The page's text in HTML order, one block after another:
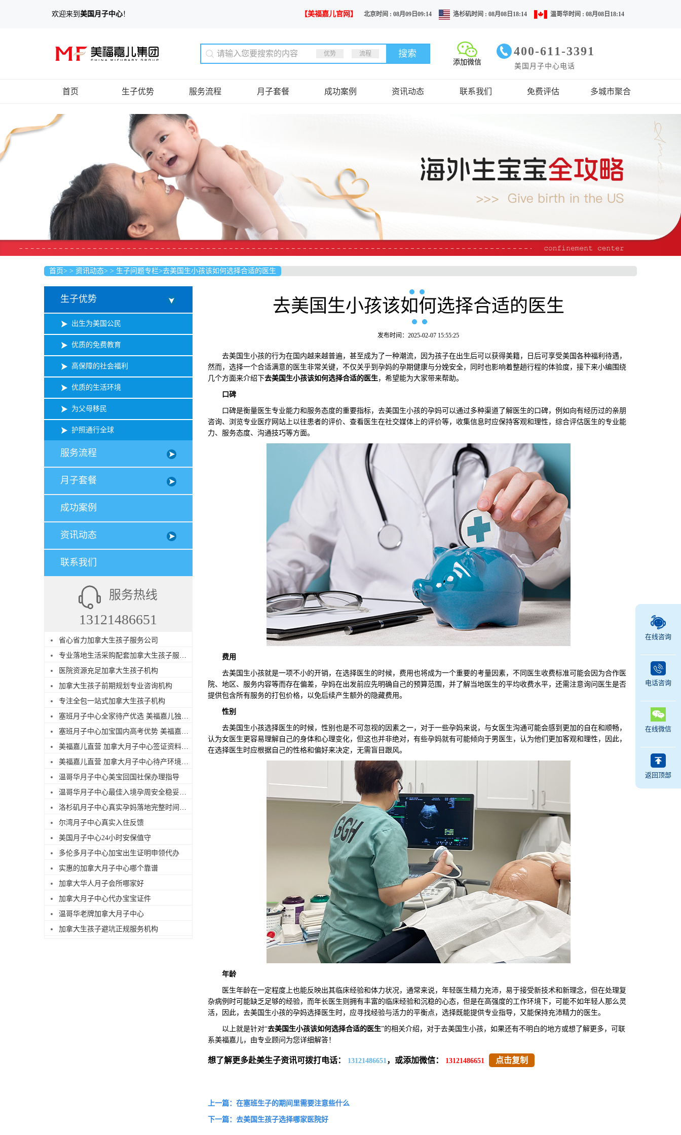
欢迎来到 美国月子中心！ 【美福嘉儿官网】 北京时间 : 08月09日09:14 洛杉矶时间 : 08月08日18:14 温哥华时间 : 08月08日18:14
优势 流程
添加微信
400-611-3391
美国月子中心电话
首页 生子优势 服务流程 月子套餐 成功案例 资讯动态 联系我们 免费评估 多城市聚合
首页> > 资讯动态> > 生子问题专栏>去美国生小孩该如何选择合适的医生
生子优势
出生为美国公民
优质的免费教育
高保障的社会福利
优质的生活环境
为父母移民
护照通行全球
服务流程
月子套餐
成功案例
资讯动态
联系我们
服务热线
13121486651
省心省力加拿大生孩子服务公司
专业落地生活采购配套加拿大生孩子服务机构
医院资源充足加拿大生孩子机构
加拿大生孩子前期规划专业咨询机构
专注全包一站式加拿大生孩子机构
塞班月子中心全家待产优选 美福嘉儿独栋别墅
塞班月子中心加宝国内高考优势 美福嘉儿科普
美福嘉儿直营 加拿大月子中心签证资料优化
美福嘉儿直营 加拿大月子中心待产环境实拍
温哥华月子中心美宝回国社保办理指导
温哥华月子中心最佳入境孕周安全稳妥详细建议
洛杉矶月子中心真实孕妈落地完整时间线记录
尔湾月子中心真实入住反馈
美国月子中心24小时安保值守
多伦多月子中心加宝出生证明申领代办
实惠的加拿大月子中心哪个靠谱
加拿大华人月子会所哪家好
加拿大月子中心代办宝宝证件
温哥华老牌加拿大月子中心
加拿大生孩子避坑正规服务机构
去美国生小孩该如何选择合适的医生
发布时间：2025-02-07 15:55:25
去美国生小孩的行为在国内越来越普遍，甚至成为了一种潮流，因为孩子在出生后可以获得美籍，日后可享受美国各种福利待遇，
然而，选择一个合适满意的医生非常关键，不仅关乎到孕妈的孕期健康与分娩安全，同时也影响着整趟行程的体验度，接下来小编围绕
几个方面来介绍下去美国生小孩该如何选择合适的医生，希望能为大家带来帮助。
口碑
口碑是衡量医生专业能力和服务态度的重要指标，去美国生小孩的孕妈可以通过多种渠道了解医生的口碑，例如向有经历过的亲朋
咨询、浏览专业医疗网站上以往患者的评价、查看医生在社交媒体上的评价等，收集信息时应保持客观和理性，综合评估医生的专业能
力、服务态度、沟通技巧等方面。
费用
去美国生小孩就是一项不小的开销，在选择医生的时候，费用也将成为一个重要的考量因素，不同医生收费标准可能会因为合作医
院、地区、服务内容等而存在偏差，孕妈在出发前应先明确自己的预算范围，并了解当地医生的平均收费水平，还需注意询问医生是否
提供包含所有服务的打包价格，以免后续产生额外的隐藏费用。
性别
去美国生小孩选择医生的时候，性别也是不可忽视的因素之一，对于一些孕妈来说，与女医生沟通可能会感到更加的自在和顺畅，
认为女医生更容易理解自己的身体和心理变化，但这也并非绝对，有些孕妈就有可能倾向于男医生，认为他们更加客观和理性，因此，
在选择医生时应根据自己的性格和偏好来决定，无需盲目跟风。
年龄
医生年龄在一定程度上也能反映出其临床经验和体力状况，通常来说，年轻医生精力充沛，易于接受新技术和新理念，但在处理复
杂病例时可能缺乏足够的经验，而年长医生则拥有丰富的临床经验和沉稳的心态，但是在高强度的工作环境下，可能不如年轻人那么灵
活，因此，去美国生小孩的孕妈选择医生时，应寻找经验与活力的平衡点，选择既能提供专业指导，又能保持充沛精力的医生。
以上就是针对“去美国生小孩该如何选择合适的医生”的相关介绍，对于去美国生小孩，如果还有不明白的地方或想了解更多，可联
系美福嘉儿，由专业顾问为您详细解答！
想了解更多赴美生子资讯可拨打电话： 13121486651，或添加微信： 13121486651 点击复制
上一篇：在塞班生子的期间里需要注意些什么
下一篇：去美国生孩子选择哪家医院好
在线咨询
电话咨询
在线微信
返回顶部